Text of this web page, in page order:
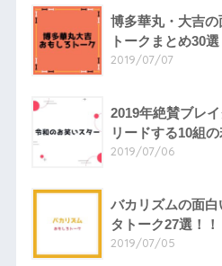
博多華丸・大吉の
トークまとめ30選
2019/07/07
2019年絶賛ブレ
リードする10組
2019/07/06
バカリズムの面
タトーク27選！！
2019/07/05